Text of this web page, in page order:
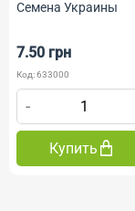
Семена Украины
7.50 грн
Код: 633000
-
Купить